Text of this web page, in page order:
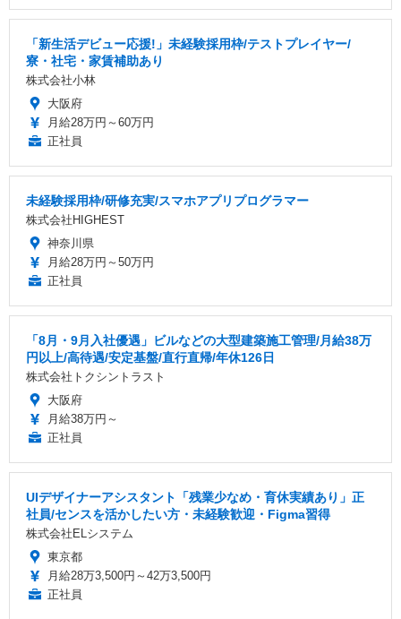
「新生活デビュー応援!」未経験採用枠/テストプレイヤー/
寮・社宅・家賃補助あり
株式会社小林
大阪府
月給28万円～60万円
正社員
未経験採用枠/研修充実/スマホアプリプログラマー
株式会社HIGHEST
神奈川県
月給28万円～50万円
正社員
「8月・9月入社優遇」ビルなどの大型建築施工管理/月給38万
円以上/高待遇/安定基盤/直行直帰/年休126日
株式会社トクシントラスト
大阪府
月給38万円～
正社員
UIデザイナーアシスタント「残業少なめ・育休実績あり」正
社員/センスを活かしたい方・未経験歓迎・Figma習得
株式会社ELシステム
東京都
月給28万3,500円～42万3,500円
正社員